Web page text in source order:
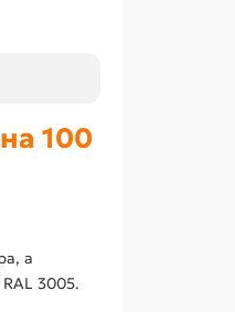
100
а
3005.